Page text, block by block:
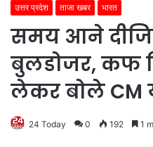
उत्तर प्रदेश ताजा खबर भारत
समय आने
बुलडोजर, कफ
लेकर बोले CM
24 Today 0 192 1